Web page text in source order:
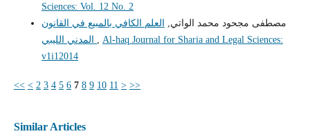
Sciences: Vol. 12 No. 2
مصطفى مجحود محمد الواتي,
العلم الكافي بالمبيع في القانون
Al-haq Journal for Sharia and Legal Sciences:
v1i12014
<< < 2 3 4 5 6 7 8 9 10 11 > >>
Similar Articles